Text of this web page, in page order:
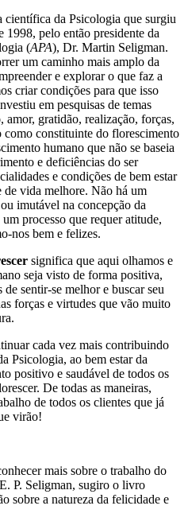
científica da Psicologia que surgiu
pelo então presidente da
(APA), Dr. Martin Seligman.
um caminho mais amplo da
e explorar o que faz a
criar condições para que isso
em pesquisas de temas
gratidão, realização, forças,
como constituinte do florescimento
humano que não se baseia
e deficiências do ser
e condições de bem estar
de vida melhore. Não há um
imutável na concepção da
processo que requer atitude,
nos bem e felizes.
significa que aqui olhamos e
seja visto de forma positiva,
sentir-se melhor e buscar seu
forças e virtudes que vão muito
cada vez mais contribuindo
Psicologia, ao bem estar da
positivo e saudável de todos os
De todas as maneiras,
de todos os clientes que já
virão!
mais sobre o trabalho do
P. Seligman, sugiro o livro
sobre a natureza da felicidade e